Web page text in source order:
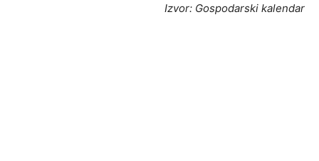
Izvor: Gospodarski kalendar